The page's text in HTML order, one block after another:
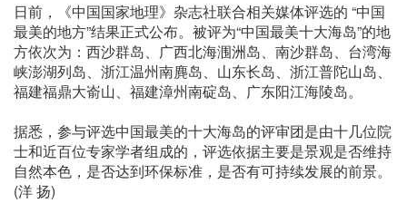
日前，《中国国家地理》杂志社联合相关媒体评选的 “中国
最美的地方”结果正式公布。被评为“中国最美十大海岛”的地
方依次为：西沙群岛、广西北海涠洲岛、南沙群岛、台湾海
峡澎湖列岛、浙江温州南麂岛、山东长岛、浙江普陀山岛、
福建福鼎大嵛山、福建漳州南碇岛、广东阳江海陵岛。
据悉，参与评选中国最美的十大海岛的评审团是由十几位院
士和近百位专家学者组成的，评选依据主要是景观是否维持
自然本色，是否达到环保标准，是否有可持续发展的前景。
(洋 扬)